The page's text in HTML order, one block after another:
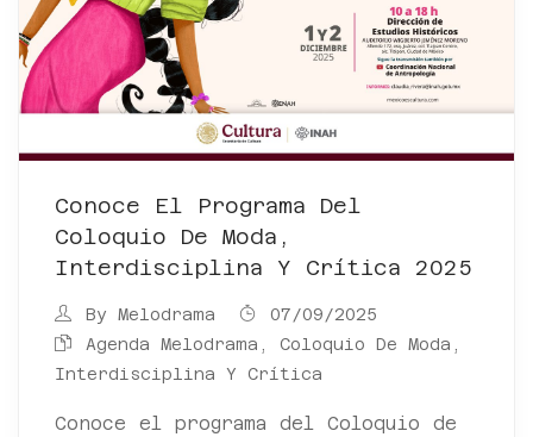
Conoce El Programa Del
Coloquio De Moda,
Interdisciplina Y Crítica 2025
By Melodrama
07/09/2025
Agenda Melodrama
Coloquio De Moda,
Interdisciplina Y Crítica
Conoce el programa del Coloquio de